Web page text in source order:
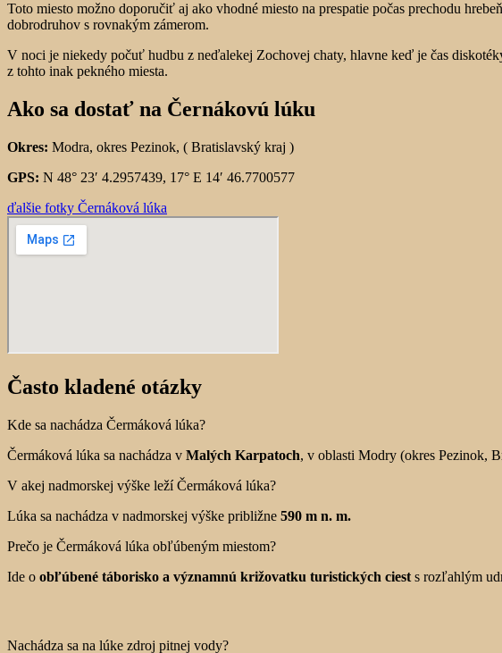
Toto miesto možno doporučiť aj ako vhodné miesto na prespatie počas prechodu
dobrodruhov s rovnakým zámerom.
V noci je niekedy počuť hudbu z neďalekej Zochovej chaty, hlavne keď je čas
z tohto inak pekného miesta.
Ako sa dostať na Černákovú lúku
Okres: Modra, okres Pezinok, ( Bratislavský kraj )
GPS: N 48° 23′ 4.2957439, 17° E 14′ 46.7700577
ďalšie fotky Černáková lúka
Často kladené otázky
Kde sa nachádza Čermáková lúka?
Čermáková lúka sa nachádza v Malých Karpatoch, v oblasti Modry (okres Pezinok,
V akej nadmorskej výške leží Čermáková lúka?
Lúka sa nachádza v nadmorskej výške približne 590 m n. m.
Prečo je Čermáková lúka obľúbeným miestom?
Ide o obľúbené táborisko a významnú križovatku turistických ciest s rozľahlým
Nachádza sa na lúke zdroj pitnej vody?